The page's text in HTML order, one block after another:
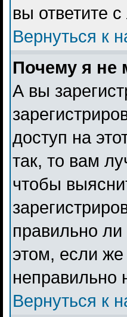
вы ответите
Вернуться к
Почему я не
А вы
доступ на
так, то вам
чтобы
правильно
этом, если
неправильно
Вернуться к